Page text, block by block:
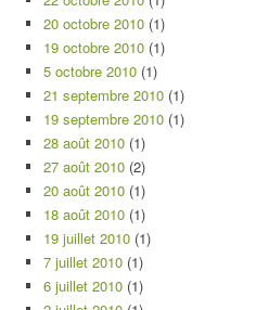
20 octobre 2010 (1)
19 octobre 2010 (1)
5 octobre 2010 (1)
21 septembre 2010 (1)
19 septembre 2010 (1)
28 août 2010 (1)
27 août 2010 (2)
20 août 2010 (1)
18 août 2010 (1)
19 juillet 2010 (1)
7 juillet 2010 (1)
6 juillet 2010 (1)